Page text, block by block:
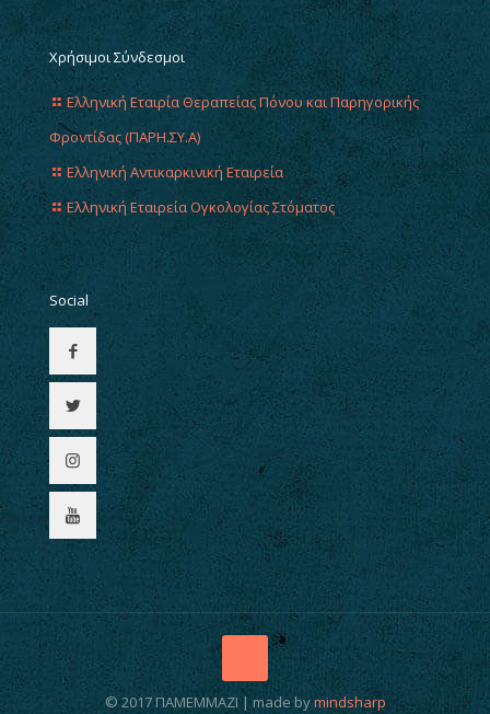
Χρήσιμοι Σύνδεσμοι
Ελληνική Εταιρία Θεραπείας Πόνου και Παρηγορικής
Φροντίδας (ΠΑΡΗ.ΣΥ.Α)
Ελληνική Αντικαρκινική Εταιρεία
Ελληνική Εταιρεία Ογκολογίας Στόματος
Social
© 2017 ΠΑΜΕΜΜΑΖΙ | made bymindsharp